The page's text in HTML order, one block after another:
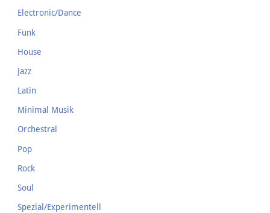
Electronic/Dance
Funk
House
Jazz
Latin
Minimal Musik
Orchestral
Pop
Rock
Soul
Spezial/Experimentell